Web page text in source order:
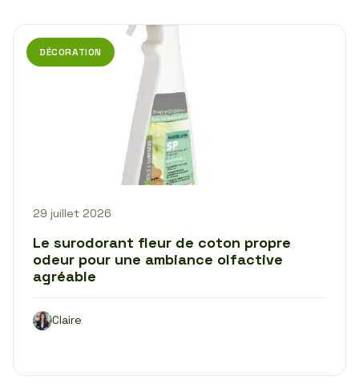
DÉCORATION
29 juillet 2026
Le surodorant fleur de coton propre
odeur pour une ambiance olfactive
agréable
Claire